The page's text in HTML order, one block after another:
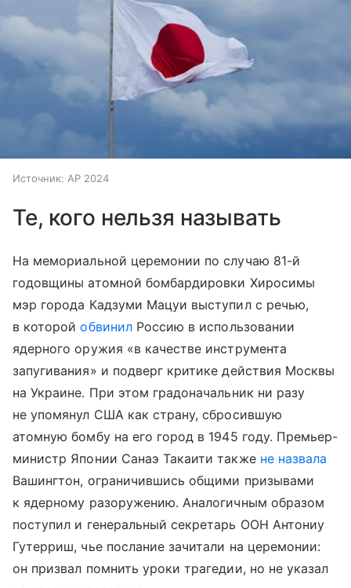
Источник: AP 2024
Те, кого нельзя называть
На мемориальной церемонии по случаю 81-й
годовщины атомной бомбардировки Хиросимы
мэр города Кадзуми Мацуи выступил с речью,
в которойобвинилРоссию в использовании
ядерного оружия «в качестве инструмента
запугивания» и подверг критике действия Москвы
на Украине. При этом градоначальник ни разу
не упомянул США как страну, сбросившую
атомную бомбу на его город в 1945 году. Премьер-
министр Японии Санаэ Такаити также не назвала
Вашингтон, ограничившись общими призывами
к ядерному разоружению. Аналогичным образом
поступил и генеральный секретарь ООН Антониу
Гутерриш, чье послание зачитали на церемонии:
он призвал помнить уроки трагедии, но не указал